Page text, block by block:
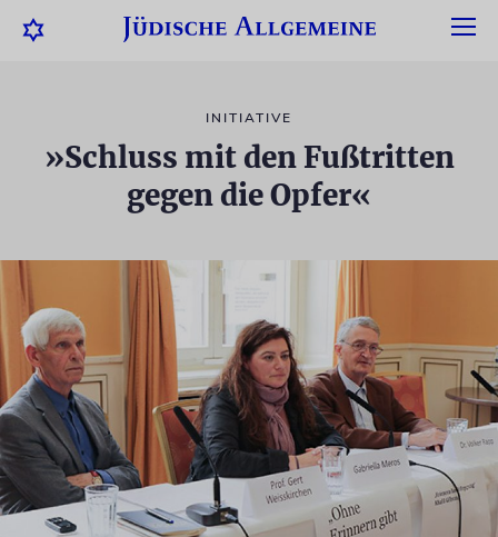
INITIATIVE
»Schluss mit den Fußtritten
gegen die Opfer«